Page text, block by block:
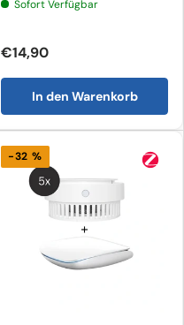
Sofort Verfügbar
€14,90
In den Warenkorb
-32 %